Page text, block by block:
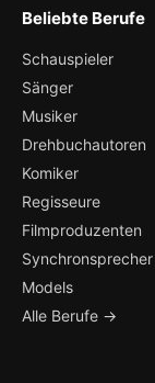
Beliebte Berufe
Schauspieler
Sänger
Musiker
Drehbuchautoren
Komiker
Regisseure
Filmproduzenten
Synchronsprecher
Models
Alle Berufe →